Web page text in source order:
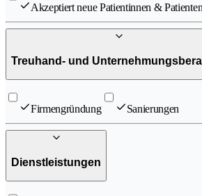
Akzeptiert neue Patientinnen & Patienten
Treuhand- und
Firmengründung Sanierungen
Dienstleistungen